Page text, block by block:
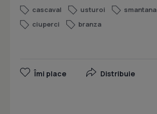
cascaval
usturoi
smantana
ciuperci
branza
Îmi place Distribuie